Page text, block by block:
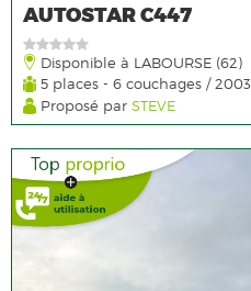
AUTOSTAR C447
Disponible à LABOURSE (62)
5 places - 6 couchages / 2003
Proposé parSTEVE